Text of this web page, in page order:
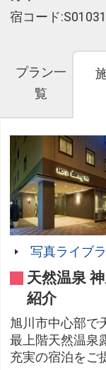
宿コード
プラン一
覧
写真ライブ
天然温泉
紹介
旭川市中心部で
最上階天然温泉
充実の宿泊をご